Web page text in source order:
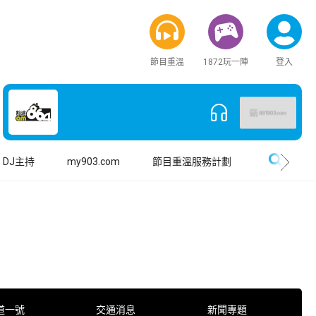
節目重溫 1872玩一陣 登入
DJ主持 my903.com 節目重溫服務計劃
一號 交通消息 新聞專題